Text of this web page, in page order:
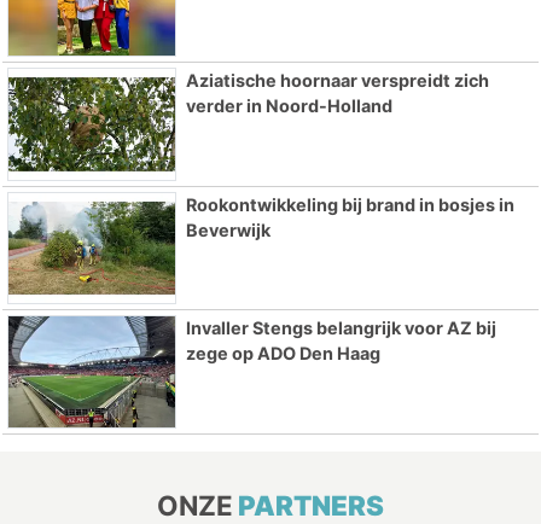
Aziatische hoornaar verspreidt zich
verder in Noord-Holland
Rookontwikkeling bij brand in bosjes in
Beverwijk
Invaller Stengs belangrijk voor AZ bij
zege op ADO Den Haag
ONZE PARTNERS